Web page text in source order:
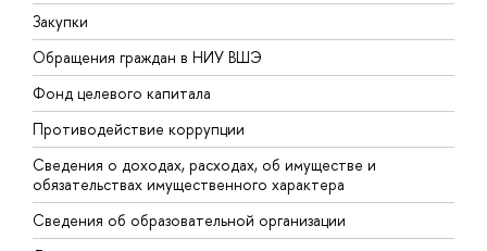
Закупки
Обращения граждан в НИУ ВШЭ
Фонд целевого капитала
Противодействие коррупции
Сведения о доходах, расходах, об имуществе и
обязательствах имущественного характера
Сведения об образовательной организации